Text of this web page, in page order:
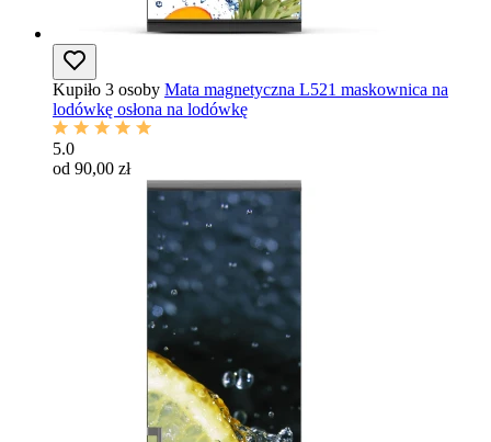
Kupiło 3 osoby Mata magnetyczna L521 maskownica na
lodówkę osłona na lodówkę
5.0
od 90,00 zł